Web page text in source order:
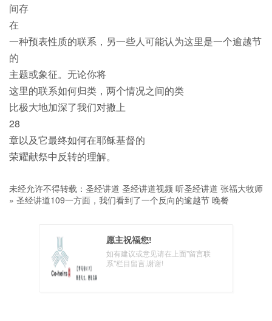
间存
在
一种预表性质的联系，另一些人可能认为这里是一个逾越节
的
主题或象征。无论你将
这里的联系如何归类，两个情况之间的类
比极大地加深了我们对撒上
28
章以及它最终如何在耶稣基督的
荣耀献祭中反转的理解。
未经允许不得转载： 圣经讲道 圣经讲道视频 听圣经讲道 张福大牧师
» 圣经讲道109一方面，我们看到了一个反向的逾越节 晚餐
愿主祝福您!
如有建议或意见请在上面"留言联
系"栏目留言,谢谢!